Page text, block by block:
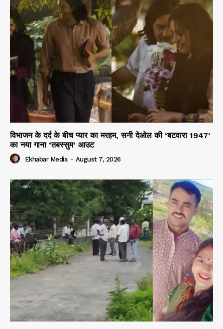
विभाजन के दर्द के बीच प्यार का मरहम, सनी देओल की ‘बटवारा 1947’
का नया गाना ‘तबस्सुम’ आउट
Ekhabar Media - August 7, 2026